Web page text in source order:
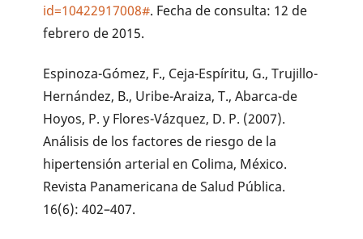
id=10422917008#. Fecha de consulta: 12 de
febrero de 2015.
Espinoza-Gómez, F., Ceja-Espíritu, G., Trujillo-
Hernández, B., Uribe-Araiza, T., Abarca-de
Hoyos, P. y Flores-Vázquez, D. P. (2007).
Análisis de los factores de riesgo de la
hipertensión arterial en Colima, México.
Revista Panamericana de Salud Pública.
16(6): 402–407.